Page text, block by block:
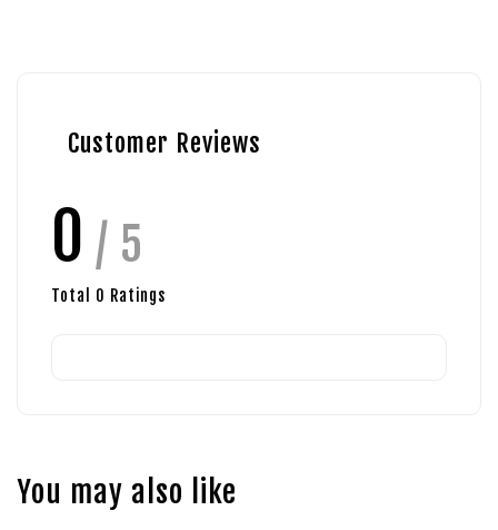
Customer Reviews
0 / 5
Total 0 Ratings
You may also like